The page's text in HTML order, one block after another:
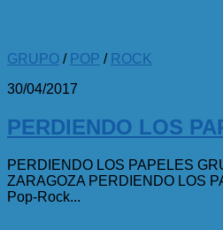
GRUPO / POP / ROCK
30/04/2017
PERDIENDO LOS
PERDIENDO LOS PAPELES
ZARAGOZA PERDIENDO LOS
Pop-Rock...